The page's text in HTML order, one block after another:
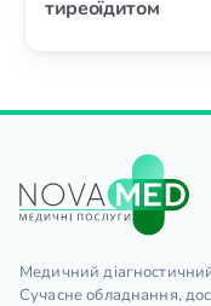
тиреоїдитом
Медичний
Сучасне обладнання,